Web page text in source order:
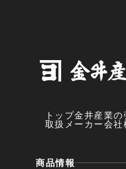
トップ金井産業の
取扱メーカー会社
商品情報